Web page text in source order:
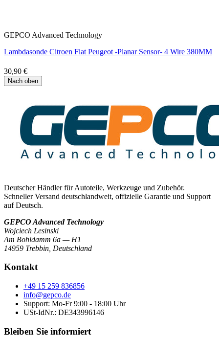
GEPCO Advanced Technology
Lambdasonde Citroen Fiat Peugeot -Planar Sensor- 4 Wire 380MM
30,90 €
Nach oben
Deutscher Händler für Autoteile, Werkzeuge und Zubehör.
Schneller Versand deutschlandweit, offizielle Garantie und Support
auf Deutsch.
GEPCO Advanced Technology
Wojciech Lesinski
Am Bohldamm 6a — H1
14959 Trebbin Deutschland
Kontakt
+49 15 259 836856
info@gepco.de
Support: Mo-Fr 9:00 - 18:00 Uhr
USt-IdNr.: DE343996146
Bleiben Sie informiert